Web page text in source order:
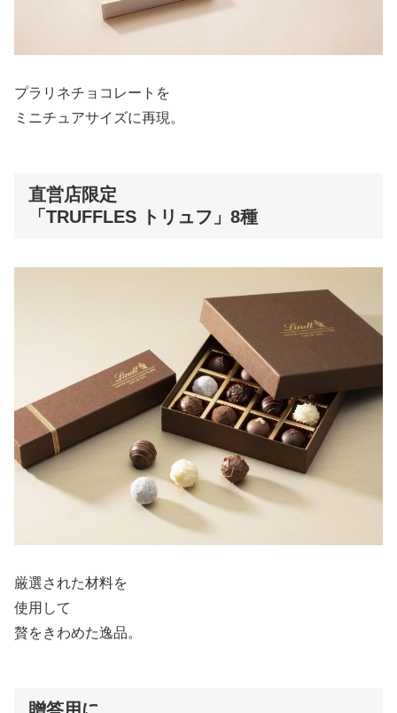
プラリネチョコレートを
ミニチュアサイズに再現。
直営店限定
「TRUFFLES トリュフ」8種
厳選された材料を
使用して
贅をきわめた逸品。